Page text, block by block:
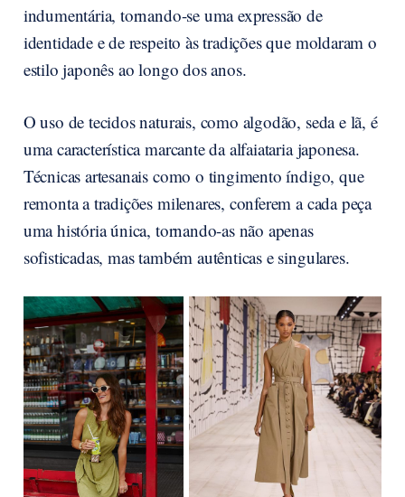
indumentária, tornando-se uma expressão de
identidade e de respeito às tradições que moldaram o
estilo japonês ao longo dos anos.
O uso de tecidos naturais, como algodão, seda e lã, é
uma característica marcante da alfaiataria japonesa.
Técnicas artesanais como o tingimento índigo, que
remonta a tradições milenares, conferem a cada peça
uma história única, tornando-as não apenas
sofisticadas, mas também autênticas e singulares.